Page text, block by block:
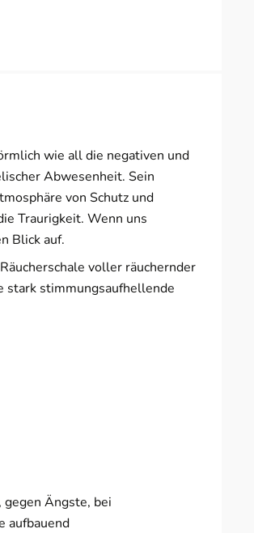
wie all die negativen und
Abwesenheit. Sein
von Schutz und
Traurigkeit. Wenn uns
Blick auf.
voller räuchernder
stark stimmungsaufhellende
Ängste, bei
aufbauend